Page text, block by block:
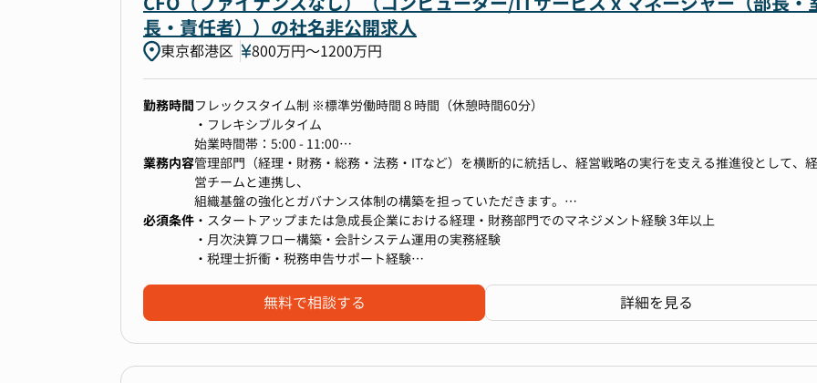
国内市場については「文系のセキュリティ」領域にて複数のスタートアップの立ち上がりがみられるなど、
これから更なる市場の成長が予測される領域であり、実際に海外投資家からの問い合わせも増えております
だくことができます。
また、社内には上場企業の経理マネージャーを経験しているメンバーがいるため、経理実務にはリソースを
く必要がなく、
事業とファイナンスに専念できる体制が整っております。
長・責任者））の社名非公開求人
東京都港区 800万円〜1200万円
勤務時間フレックスタイム制 ※標準労働時間８時間（休憩時間60分）
・フレキシブルタイム
始業時間帯：5:00 - 11:00
終業時間帯：16:00 - 22:00
・コアタイム：11:00 - 16:00
※業務の都合により変更する場合あり
※所定時間を超える労働あり
業務内容管理部門（経理・財務・総務・法務・ITなど）を横断的に統括し、経営戦略の実行を支える推進役として、経
営チームと連携し、
組織基盤の強化とガバナンス体制の構築を担っていただきます。
・経理・財務オペレーション
-税務申告（法人税・消費税）・税理士対応
-内部統制（伝票フロー・承認ルール）の設計・運用
必須条件 ・スタートアップまたは急成長企業における経理・財務部門でのマネジメント経験 3年以上
・月次決算フロー構築・会計システム運用の実務経験
・税理士折衝・税務申告サポート経験
・経営陣と連携し、現場メンバーを巻き込める高いコミュニケーション力
無料で相談する 詳細を見る